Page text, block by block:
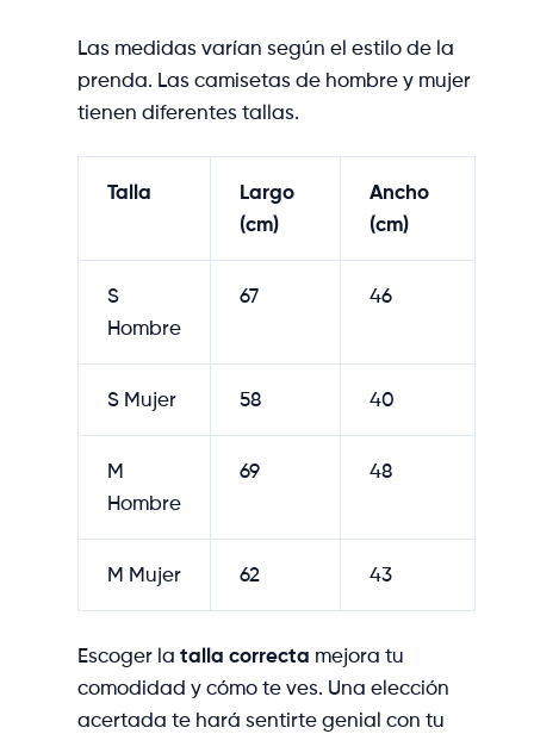
Las medidas varían según el estilo de la
prenda. Las camisetas de hombre y mujer
tienen diferentes tallas.
Talla
Largo
(cm)
Ancho
(cm)
S
Hombre
67 46
S Mujer 58 40
M
Hombre
69 48
M Mujer 62 43
Escoger la talla correcta mejora tu
comodidad y cómo te ves. Una elección
acertada te hará sentirte genial con tu